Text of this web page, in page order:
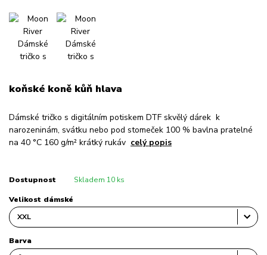
koňské koně kůň hlava
Dámské tričko s digitálním potiskem DTF skvělý dárek k
narozeninám, svátku nebo pod stomeček 100 % bavlna pratelné
na 40 °C 160 g/m² krátký rukáv celý popis
Dostupnost Skladem 10 ks
Velikost dámské
Barva